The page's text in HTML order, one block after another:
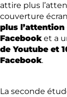
attire plus
couverture
plus l’attention
Facebooket a
de Youtube et
Facebook.
La seconde